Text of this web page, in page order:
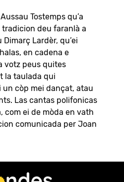
Tostemps qu’a
deu faranlà a
Lardèr, qu’ei
en cadena e
votz peus quites
la taulada qui
un còp mei dançat, atau
Las cantas polifonicas
com ei de mòda en vath
comunicada per Joan